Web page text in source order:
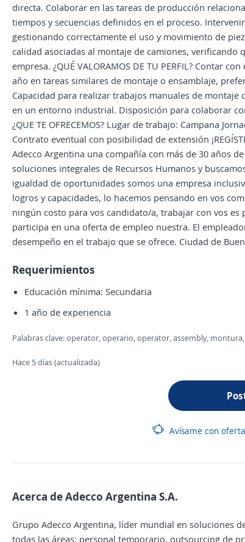
directa. Colaborar en las tareas de producción
tiempos y secuencias definidos en el proceso.
gestionando correctamente el uso y movimiento de
calidad asociadas al montaje de camiones,
empresa. ¿QUÉ VALORAMOS DE TU PERFIL? Contar
año en tareas similares de montaje o ensamblaje,
Capacidad para realizar trabajos manuales de
en un entorno industrial. Disposición para colaborar
¿QUE TE OFRECEMOS? Lugar de trabajo: Campana
Contrato eventual con posibilidad de extensión
Adecco Argentina una compañía con más de 30 años
soluciones integrales de Recursos Humanos y
igualdad de oportunidades somos una empresa
logros y capacidades, lo hacemos pensando en vos
ningún costo para vos candidato/a, trabajar con vos
participa en una oferta de empleo nuestra. El
desempeño en el trabajo que se ofrece. Ciudad de
Requerimientos
Educación mínima: Secundaria
1 año de experiencia
Palabras clave: operator, operario, operator, assembly,
Hace 5 días (actualizada)
Avísame con
Acerca de Adecco Argentina S.A.
Grupo Adecco Argentina, líder mundial en soluciones
todas las áreas: personal temporario, outsourcing de